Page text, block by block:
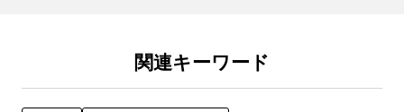
関連キーワード